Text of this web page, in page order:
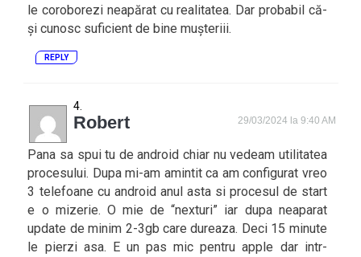
le coroborezi neapărat cu realitatea. Dar probabil că-
și cunosc suficient de bine mușteriii.
REPLY
Robert 29/03/2024 la 9:40 AM
Pana sa spui tu de android chiar nu vedeam utilitatea
procesului. Dupa mi-am amintit ca am configurat vreo
3 telefoane cu android anul asta si procesul de start
e o mizerie. O mie de “nexturi” iar dupa neaparat
update de minim 2-3gb care dureaza. Deci 15 minute
le pierzi asa. E un pas mic pentru apple dar intr-